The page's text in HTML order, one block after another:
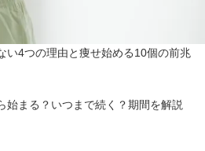
い4つの理由と痩せ始める10個の前兆
始まる？いつまで続く？期間を解説